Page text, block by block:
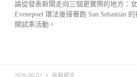
論從發表新聞走向三個更實際的地方：
Evenepoel 環法後接著跑 San Sebastián
開試乘活動。
2026-08-02 尚無留言